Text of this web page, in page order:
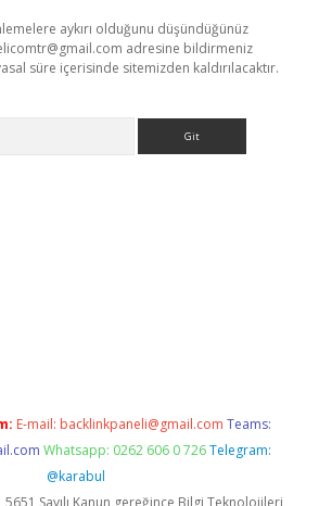
aykırı olduğunu düşündüğünüz
adresine bildirmeniz
süre içerisinde sitemizden kaldırılacaktır.
E-mail: backlinkpaneli@gmail.com Teams:
Whatsapp: 0262 606 0 726 Telegram:
@karabul
5651 Sayılı Kanun gereğince Bilgi Teknolojileri